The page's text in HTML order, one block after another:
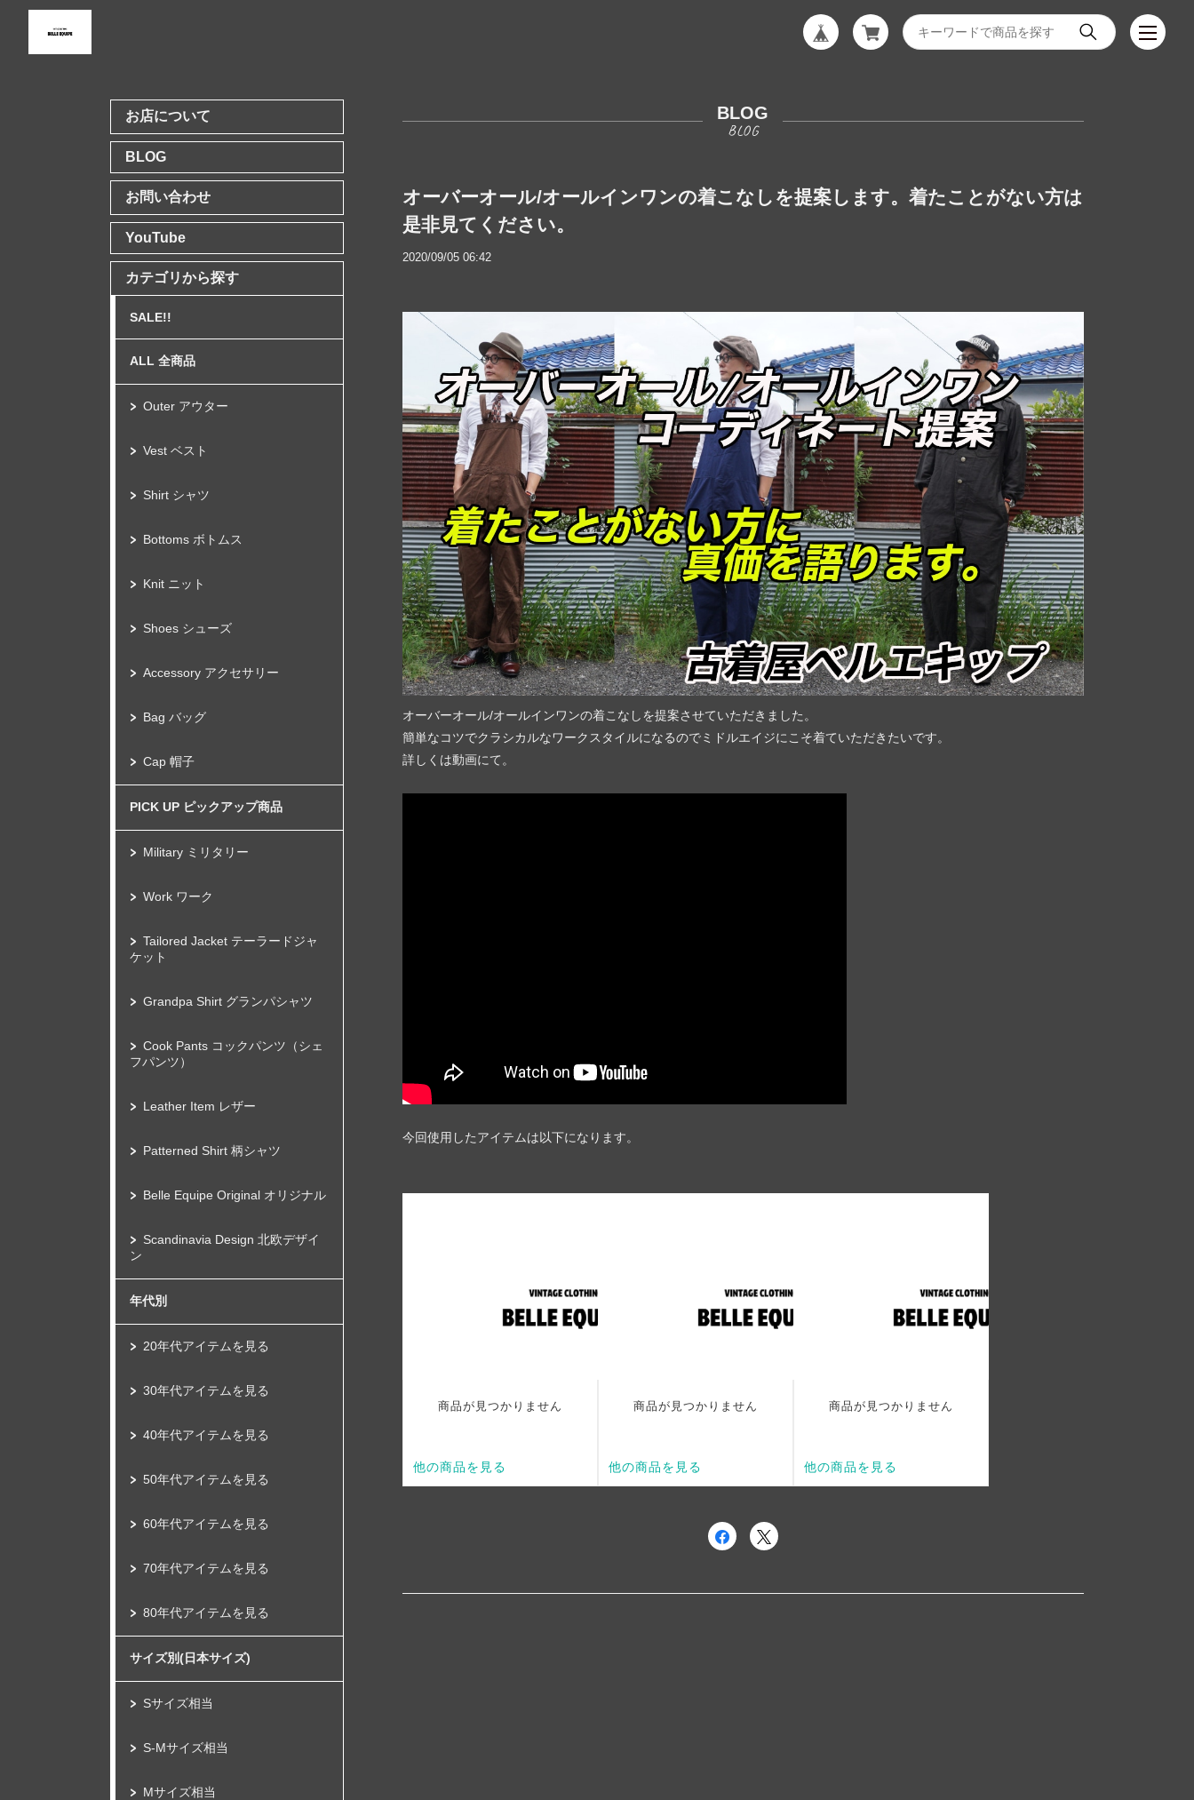
お店について
BLOG
お問い合わせ
YouTube
カテゴリから探す
SALE!!
ALL 全商品
Outer アウター
Vest ベスト
Shirt シャツ
Bottoms ボトムス
Knit ニット
Shoes シューズ
Accessory アクセサリー
Bag バッグ
Cap 帽子
PICK UP ピックアップ商品
Military ミリタリー
Work ワーク
Tailored Jacket テーラードジャ
ケット
Grandpa Shirt グランパシャツ
Cook Pants コックパンツ（シェ
フパンツ）
Leather Item レザー
Patterned Shirt 柄シャツ
Belle Equipe Original オリジナル
Scandinavia Design 北欧デザイ
ン
年代別
20年代アイテムを見る
30年代アイテムを見る
40年代アイテムを見る
50年代アイテムを見る
60年代アイテムを見る
70年代アイテムを見る
80年代アイテムを見る
サイズ別(日本サイズ)
Sサイズ相当
S-Mサイズ相当
Mサイズ相当
BLOG
オーバーオール/オールインワンの着こなしを提案します。着たことがない方は
是非見てください。
2020/09/05 06:42
オーバーオール/オールインワンの着こなしを提案させていただきました。
簡単なコツでクラシカルなワークスタイルになるのでミドルエイジにこそ着ていただきたいです。
詳しくは動画にて。
今回使用したアイテムは以下になります。